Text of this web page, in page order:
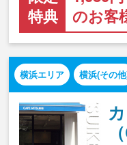
特典
のお客
横浜エリア 横浜(その